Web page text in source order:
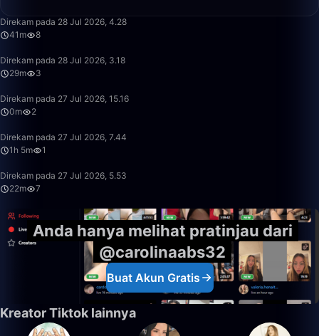
Direkam pada 28 Jul 2026, 4.28
41m
8
Direkam pada 28 Jul 2026, 3.18
29m
3
Direkam pada 27 Jul 2026, 15.16
0m
2
Direkam pada 27 Jul 2026, 7.44
1h 5m
1
Direkam pada 27 Jul 2026, 5.53
22m
7
Anda hanya melihat pratinjau dari
@carolinaabs32
Buat Akun Gratis
Kreator Tiktok lainnya